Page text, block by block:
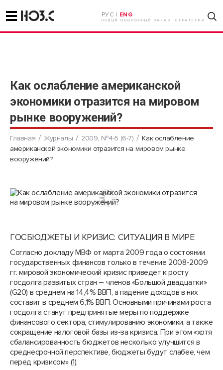
РУС | ENG
НОВЫЙ ОБОРОННЫЙ ЗАКАЗ. СТРАТЕГИИ
Как ослабление американской
экономики отразится на мировом
рынке вооружений?
Главная Журналы 2009, №4-5 (6-7)
Как ослабление
американской экономики отразится на мировом рынке
вооружений?
ГОСБЮДЖЕТЫ И КРИЗИС: СИТУАЦИЯ В МИРЕ
Согласно докладу МВФ от марта 2009 года о состоянии
государственных финансов только в течение 2008-2009
гг. мировой экономический кризис приведет к росту
госдолга развитых стран – членов «Большой двадцатки»
(G20) в среднем на 14,4% ВВП, а падение доходов в них
составит в среднем 6,1% ВВП. Основными причинами роста
госдолга станут предпринятые меры по поддержке
финансового сектора, стимулированию экономики, а также
сокращение налоговой базы из-за кризиса. При этом «хотя
сбалансированность бюджетов несколько улучшится в
среднесрочной перспективе, бюджеты будут слабее, чем
перед кризисом» (1).